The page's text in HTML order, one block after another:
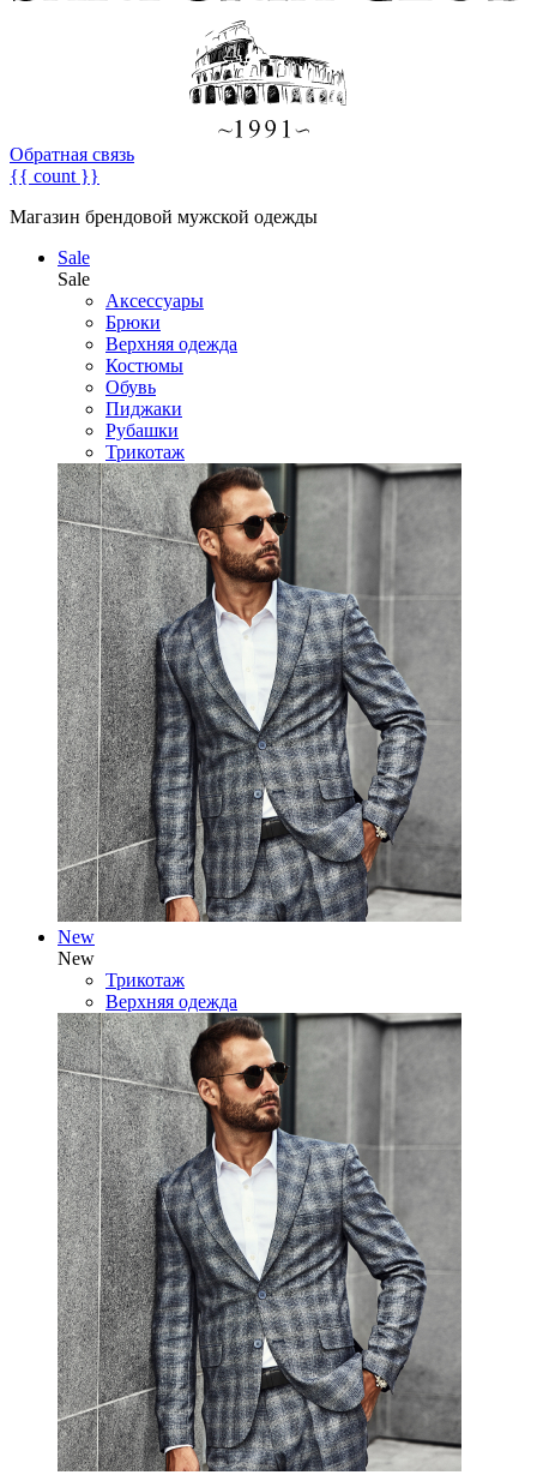
Обратная связь
{{ count }}
Магазин брендовой мужской одежды
Sale
Sale
Аксессуары
Брюки
Верхняя одежда
Костюмы
Обувь
Пиджаки
Рубашки
Трикотаж
New
New
Трикотаж
Верхняя одежда